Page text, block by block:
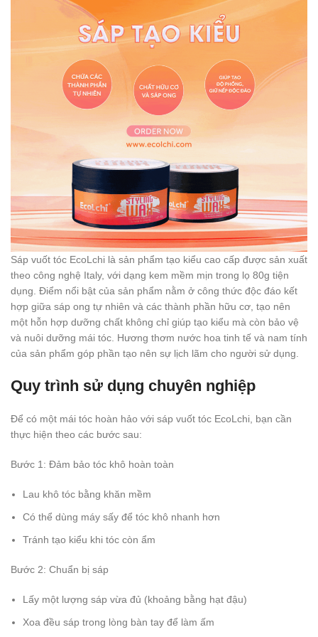
Sáp vuốt tóc EcoLchi là sản phẩm tạo kiểu cao cấp được sản xuất
theo công nghệ Italy, với dạng kem mềm mịn trong lọ 80g tiện
dụng. Điểm nổi bật của sản phẩm nằm ở công thức độc đáo kết
hợp giữa sáp ong tự nhiên và các thành phần hữu cơ, tạo nên
một hỗn hợp dưỡng chất không chỉ giúp tạo kiểu mà còn bảo vệ
và nuôi dưỡng mái tóc. Hương thơm nước hoa tinh tế và nam tính
của sản phẩm góp phần tạo nên sự lịch lãm cho người sử dụng.
Quy trình sử dụng chuyên nghiệp
Để có một mái tóc hoàn hảo với sáp vuốt tóc EcoLchi, bạn cần
thực hiện theo các bước sau:
Bước 1: Đảm bảo tóc khô hoàn toàn
Lau khô tóc bằng khăn mềm
Có thể dùng máy sấy để tóc khô nhanh hơn
Tránh tạo kiểu khi tóc còn ẩm
Bước 2: Chuẩn bị sáp
Lấy một lượng sáp vừa đủ (khoảng bằng hạt đậu)
Xoa đều sáp trong lòng bàn tay để làm ấm